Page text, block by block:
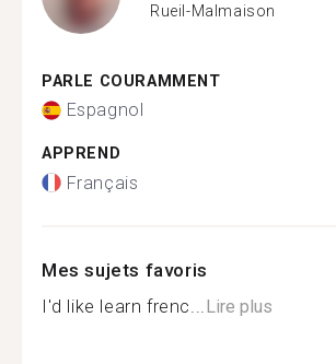
Rueil-Malmaison
PARLE COURAMMENT
Espagnol
APPREND
Français
Mes sujets favoris
I'd like learn frenc... Lire plus